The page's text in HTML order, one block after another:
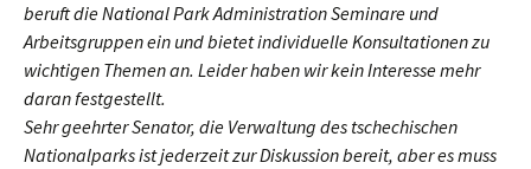
beruft die National Park Administration Seminare und
Arbeitsgruppen ein und bietet individuelle Konsultationen zu
wichtigen Themen an. Leider haben wir kein Interesse mehr
daran festgestellt.
Sehr geehrter Senator, die Verwaltung des tschechischen
Nationalparks ist jederzeit zur Diskussion bereit, aber es muss